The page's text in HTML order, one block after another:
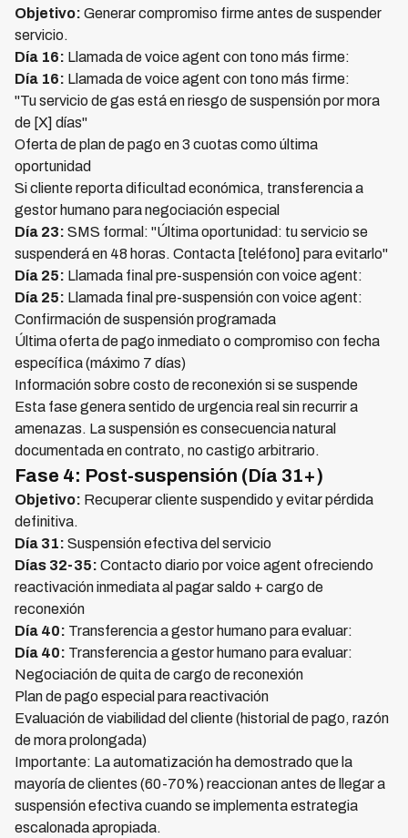
Objetivo: Generar compromiso firme antes de suspender
servicio.
Día 16: Llamada de voice agent con tono más firme:
Día 16: Llamada de voice agent con tono más firme:
"Tu servicio de gas está en riesgo de suspensión por mora
de [X] días"
Oferta de plan de pago en 3 cuotas como última
oportunidad
Si cliente reporta dificultad económica, transferencia a
gestor humano para negociación especial
Día 23: SMS formal: "Última oportunidad: tu servicio se
suspenderá en 48 horas. Contacta [teléfono] para evitarlo"
Día 25: Llamada final pre-suspensión con voice agent:
Día 25: Llamada final pre-suspensión con voice agent:
Confirmación de suspensión programada
Última oferta de pago inmediato o compromiso con fecha
específica (máximo 7 días)
Información sobre costo de reconexión si se suspende
Esta fase genera sentido de urgencia real sin recurrir a
amenazas. La suspensión es consecuencia natural
documentada en contrato, no castigo arbitrario.
Fase 4: Post-suspensión (Día 31+)
Objetivo: Recuperar cliente suspendido y evitar pérdida
definitiva.
Día 31: Suspensión efectiva del servicio
Días 32-35: Contacto diario por voice agent ofreciendo
reactivación inmediata al pagar saldo + cargo de
reconexión
Día 40: Transferencia a gestor humano para evaluar:
Día 40: Transferencia a gestor humano para evaluar:
Negociación de quita de cargo de reconexión
Plan de pago especial para reactivación
Evaluación de viabilidad del cliente (historial de pago, razón
de mora prolongada)
Importante: La automatización ha demostrado que la
mayoría de clientes (60-70%) reaccionan antes de llegar a
suspensión efectiva cuando se implementa estrategia
escalonada apropiada.